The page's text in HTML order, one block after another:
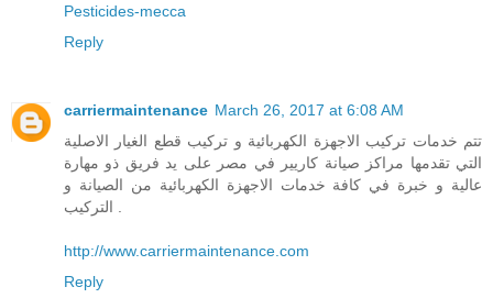
Pesticides-mecca
Reply
carriermaintenance March 26, 2017 at 6:08 AM
تتم خدمات تركيب الاجهزة الكهربائية و تركيب قطع الغيار الاصلية
التي تقدمها مراكز صيانة كاريير في مصر على يد فريق ذو مهارة
عالية و خبرة في كافة خدمات الاجهزة الكهربائية من الصيانة و
التركيب .
http://www.carriermaintenance.com
Reply